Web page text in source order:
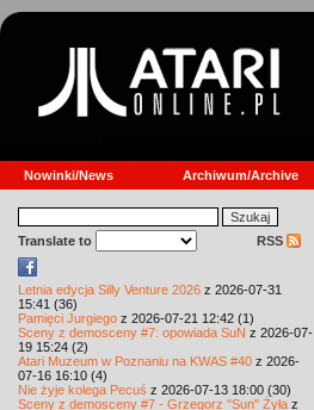
Nowinki/News Archiwum/Archive
Translate to RSS
Letnia edycja Silly Venture 2026 z 2026-07-31
15:41 (36)
Pamięci Jurgiego z 2026-07-21 12:42 (1)
Sceny z demosceny #7: opowiada SuN z 2026-07-
19 15:24 (2)
Atari Muzeum w Poznaniu na KWAS #40 z 2026-
07-16 16:10 (4)
Nie żyje kolega Pecuś z 2026-07-13 18:00 (30)
Sceny z demosceny #7 - Grzegorz "Sun" Żyła z